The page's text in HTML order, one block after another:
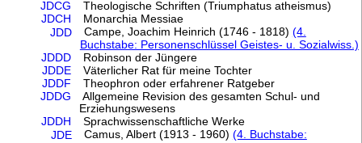
JDCG
Theologische Schriften (Triumphatus atheismus)
JDCH
Monarchia Messiae
JDD Campe, Joachim Heinrich (1746 - 1818) (4.
Buchstabe: Personenschlüssel Geistes- u. Sozialwiss.)
JDDD
Robinson der Jüngere
JDDE
Väterlicher Rat für meine Tochter
JDDF
Theophron oder erfahrener Ratgeber
JDDG
Allgemeine Revision des gesamten Schul- und
Erziehungswesens
JDDH
Sprachwissenschaftliche Werke
JDE Camus, Albert (1913 - 1960) (4. Buchstabe: